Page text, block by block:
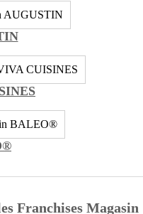
Franchises Magasin